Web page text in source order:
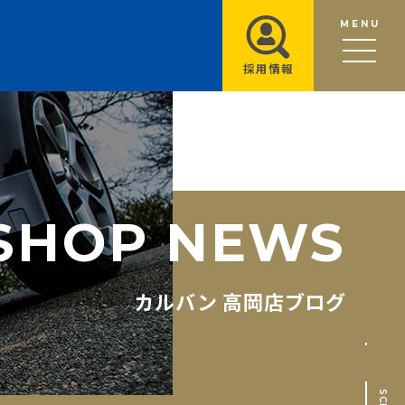
MENU
採用情報
HOP NEWS
カルバン 高岡店ブログ